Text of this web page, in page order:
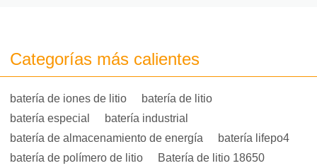
Categorías más calientes
batería de iones de litio
batería de litio
batería especial
batería industrial
batería de almacenamiento de energía
batería lifepo4
batería de polímero de litio
Batería de litio 18650